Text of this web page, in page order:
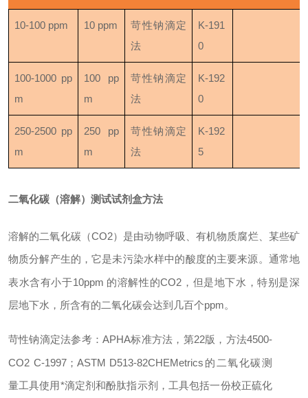
10-100 ppm 10 ppm
苛性钠滴定
法
K-191
0
100-1000 pp
m
100 pp
m
苛性钠滴定
法
K-192
0
250-2500 pp
m
250 pp
m
苛性钠滴定
法
K-192
5
二氧化碳（溶解）测试试剂盒方法
溶解的二氧化碳（CO2）是由动物呼吸、有机物质腐烂、某些矿
物质分解产生的，它是未污染水样中的酸度的主要来源。通常地
表水含有小于10ppm 的溶解性的CO2 ，但是地下水，特别是深
层地下水，所含有的二氧化碳会达到几百个ppm。
苛性钠滴定法参考：APHA标准方法，第22版，方法4500-
CO2 C-1997；ASTM D513-82CHEMetrics的二氧化碳测
量工具使用*滴定剂和酚肽指示剂，工具包括一份校正硫化